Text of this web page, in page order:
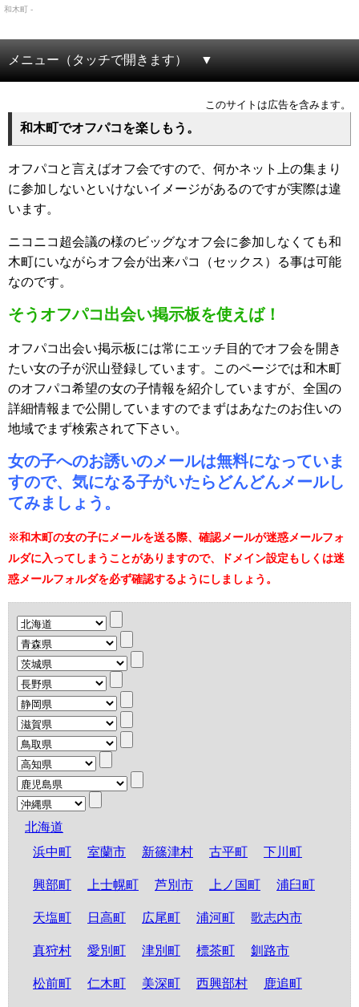
和木町 -
メニュー（タッチで開きます）
このサイトは広告を含みます。
和木町でオフパコを楽しもう。
オフパコと言えばオフ会ですので、何かネット上の集まり
に参加しないといけないイメージがあるのですが実際は違
います。
ニコニコ超会議の様のビッグなオフ会に参加しなくても和
木町にいながらオフ会が出来パコ（セックス）る事は可能
なのです。
そうオフパコ出会い掲示板を使えば！
オフパコ出会い掲示板には常にエッチ目的でオフ会を開き
たい女の子が沢山登録しています。このページでは和木町
のオフパコ希望の女の子情報を紹介していますが、全国の
詳細情報まで公開していますのでまずはあなたのお住いの
地域でまず検索されて下さい。
女の子へのお誘いのメールは無料になっていま
すので、気になる子がいたらどんどんメールし
てみましょう。
※和木町の女の子にメールを送る際、確認メールが迷惑メールフォ
ルダに入ってしまうことがありますので、ドメイン設定もしくは迷
惑メールフォルダを必ず確認するようにしましょう。
北海道
浜中町
室蘭市 新篠津村 古平町 下川町
興部町 上士幌町 芦別市 上ノ国町 浦臼町
天塩町 日高町 広尾町 浦河町 歌志内市
真狩村 愛別町 津別町 標茶町 釧路市
松前町 仁木町 美深町 西興部村 鹿追町